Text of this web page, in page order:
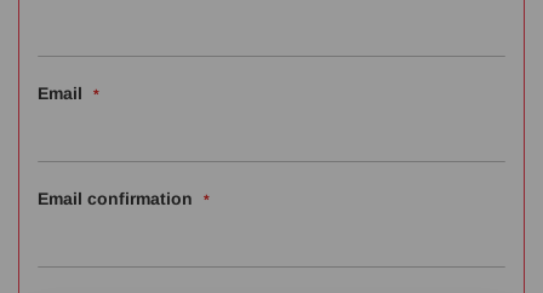
Email
Email confirmation